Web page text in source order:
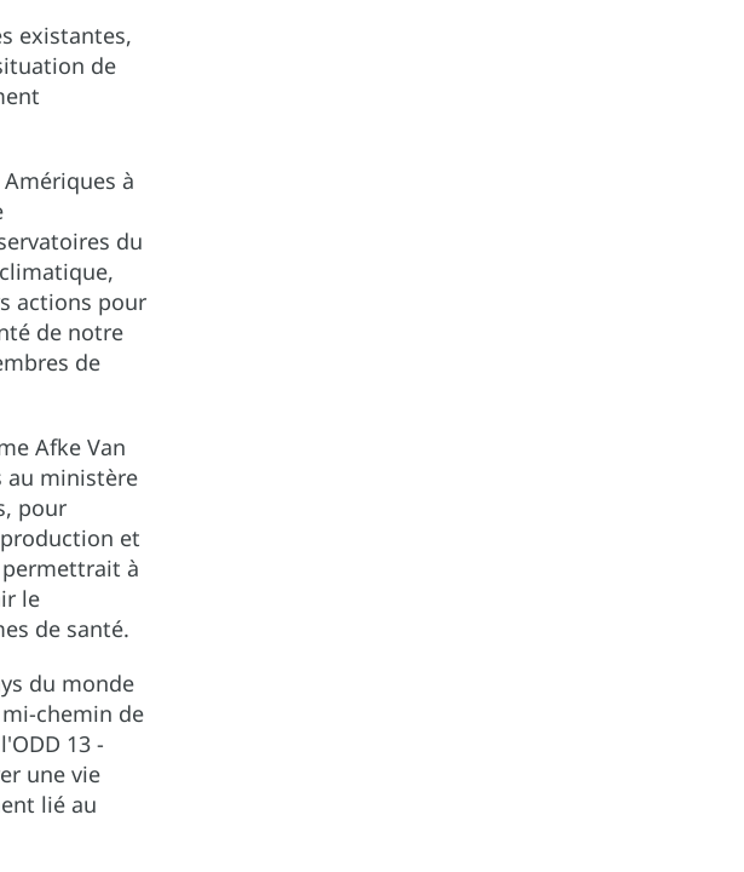
existantes,
de
à
du
actions pour
de notre
de
Afke Van
au ministère
pour
et
à
le
de santé.
du monde
chemin de
13 -
une vie
lié au